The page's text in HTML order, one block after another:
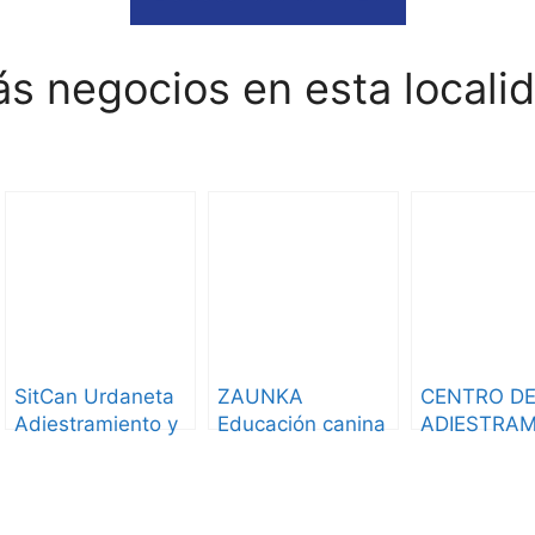
negocios en esta
SitCan Urdaneta
Adiestramiento y
ZAUNKA
Educación canina
CENTRO DE